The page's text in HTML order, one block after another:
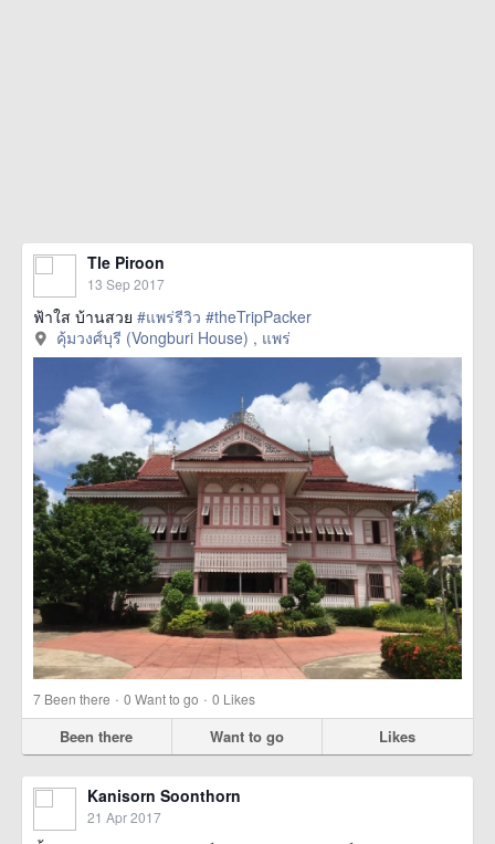
Tle Piroon
13 Sep 2017
ฟ้าใส บ้านสวย #แพร่รีวิว #theTripPacker
คุ้มวงศ์บุรี (Vongburi House) , แพร่
7 Been there · 0 Want to go · 0 Likes
Been there Want to go Likes
Kanisorn Soonthorn
21 Apr 2017